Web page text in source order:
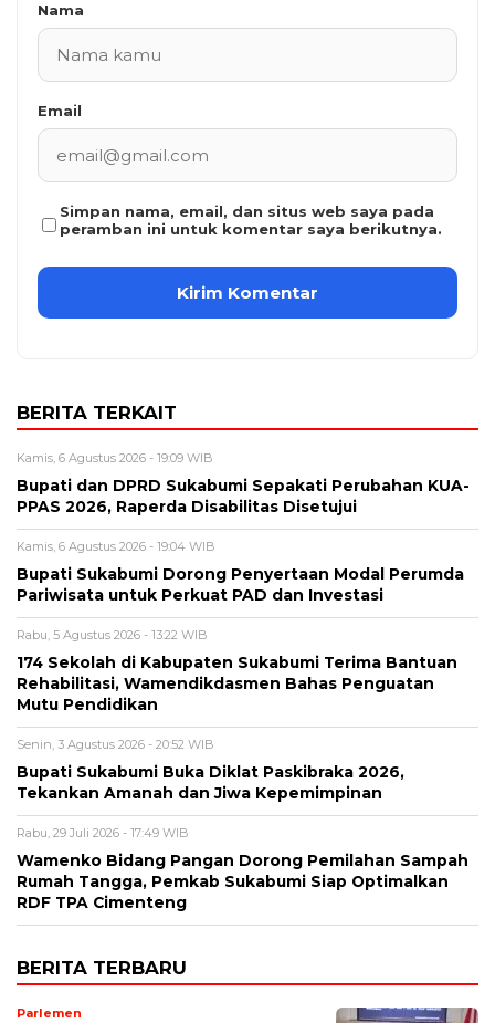
Nama
Email
Simpan nama, email, dan situs web saya pada
peramban ini untuk komentar saya berikutnya.
BERITA TERKAIT
Kamis, 6 Agustus 2026 - 19:09 WIB
Bupati dan DPRD Sukabumi Sepakati Perubahan KUA-
PPAS 2026, Raperda Disabilitas Disetujui
Kamis, 6 Agustus 2026 - 19:04 WIB
Bupati Sukabumi Dorong Penyertaan Modal Perumda
Pariwisata untuk Perkuat PAD dan Investasi
Rabu, 5 Agustus 2026 - 13:22 WIB
174 Sekolah di Kabupaten Sukabumi Terima Bantuan
Rehabilitasi, Wamendikdasmen Bahas Penguatan
Mutu Pendidikan
Senin, 3 Agustus 2026 - 20:52 WIB
Bupati Sukabumi Buka Diklat Paskibraka 2026,
Tekankan Amanah dan Jiwa Kepemimpinan
Rabu, 29 Juli 2026 - 17:49 WIB
Wamenko Bidang Pangan Dorong Pemilahan Sampah
Rumah Tangga, Pemkab Sukabumi Siap Optimalkan
RDF TPA Cimenteng
BERITA TERBARU
Parlemen